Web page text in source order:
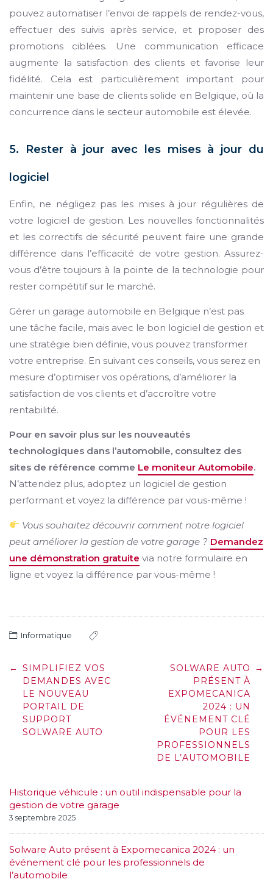
pouvez automatiser l’envoi de rappels de rendez-vous,
effectuer des suivis après service, et proposer des
promotions ciblées. Une communication efficace
augmente la satisfaction des clients et favorise leur
fidélité. Cela est particulièrement important pour
maintenir une base de clients solide en Belgique, où la
concurrence dans le secteur automobile est élevée.
5. Rester à jour avec les mises à jour du
logiciel
Enfin, ne négligez pas les mises à jour régulières de
votre logiciel de gestion. Les nouvelles fonctionnalités
et les correctifs de sécurité peuvent faire une grande
différence dans l’efficacité de votre gestion. Assurez-
vous d’être toujours à la pointe de la technologie pour
rester compétitif sur le marché.
Gérer un garage automobile en Belgique n’est pas
une tâche facile, mais avec le bon logiciel de gestion et
une stratégie bien définie, vous pouvez transformer
votre entreprise. En suivant ces conseils, vous serez en
mesure d’optimiser vos opérations, d’améliorer la
satisfaction de vos clients et d’accroître votre
rentabilité.
Pour en savoir plus sur les nouveautés
technologiques dans l’automobile, consultez des
sites de référence comme Le moniteur Automobile.
N’attendez plus, adoptez un logiciel de gestion
performant et voyez la différence par vous-même !
Vous souhaitez découvrir comment notre logiciel
peut améliorer la gestion de votre garage ? Demandez
une démonstration gratuite via notre formulaire en
ligne et voyez la différence par vous-même !
Informatique
Post
navigation
← SIMPLIFIEZ VOS
DEMANDES AVEC
LE NOUVEAU
PORTAIL DE
SUPPORT
SOLWARE AUTO
SOLWARE AUTO
PRÉSENT À
EXPOMECANICA
2024 : UN
ÉVÉNEMENT CLÉ
POUR LES
PROFESSIONNELS
DE L’AUTOMOBILE
→
Historique véhicule : un outil indispensable pour la
gestion de votre garage
3 septembre 2025
Solware Auto présent à Expomecanica 2024 : un
événement clé pour les professionnels de
l’automobile